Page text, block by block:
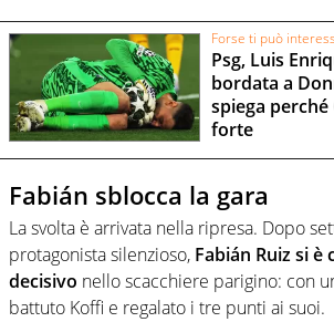
Forse ti può
Psg, Luis
bordata a
spiega perché
forte
Fabián sblocca la gara
La svolta è arrivata nella ripresa. Dopo
protagonista silenzioso, Fabián Ruiz si
decisivo nello scacchiere parigino: con
battuto Koffi e regalato i tre punti ai suoi.